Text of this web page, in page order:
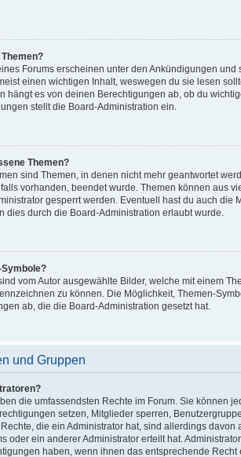
Forums erscheinen unter den Ankündigungen und
einen wichtigen Inhalt, weswegen du sie lesen
hängt es von deinen Berechtigungen ab, ob du
stellt die Board-Administration ein.
Themen?
sind Themen, in denen nicht mehr geantwortet
vorhanden, beendet wurde. Themen können aus
gesperrt werden. Eventuell hast du auch die
dies durch die Board-Administration erlaubt wurde.
vom Autor ausgewählte Bilder, welche mit einem
zu können. Die Möglichkeit, Themen-
ab, die die Board-Administration gesetzt hat.
und Gruppen
die umfassendsten Rechte im Forum. Sie können
setzen, Mitglieder sperren,
die ein Administrator hat, sind allerdings
oder ein anderer Administrator erteilt hat.
haben, wenn ihnen das entsprechende Recht